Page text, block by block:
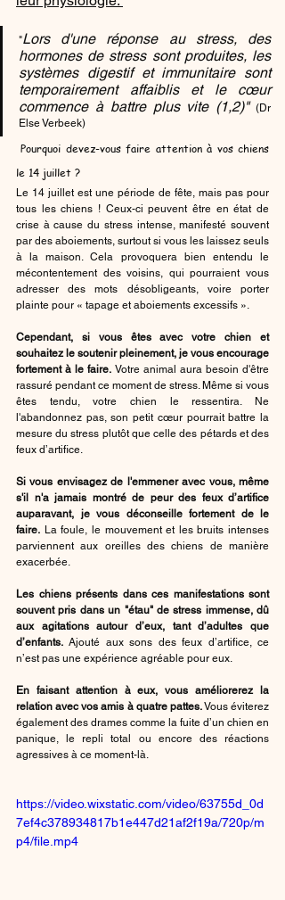
"Lors d'une réponse au stress, des
hormones de stress sont produites, les
systèmes digestif et immunitaire sont
temporairement affaiblis et le cœur
commence à battre plus vite (1,2)" (Dr
Else Verbeek)
Pourquoi devez-vous faire attention à vos chiens
le 14 juillet ?
Le 14 juillet est une période de fête, mais pas pour
tous les chiens ! Ceux-ci peuvent être en état de
crise à cause du stress intense, manifesté souvent
par des aboiements, surtout si vous les laissez seuls
à la maison. Cela provoquera bien entendu le
mécontentement des voisins, qui pourraient vous
adresser des mots désobligeants, voire porter
plainte pour « tapage et aboiements excessifs ».
Cependant, si vous êtes avec votre chien et
souhaitez le soutenir pleinement, je vous encourage
fortement à le faire. Votre animal aura besoin d'être
rassuré pendant ce moment de stress. Même si vous
êtes tendu, votre chien le ressentira. Ne
l'abandonnez pas, son petit cœur pourrait battre la
mesure du stress plutôt que celle des pétards et des
feux d’artifice.
Si vous envisagez de l'emmener avec vous, même
s'il n'a jamais montré de peur des feux d’artifice
auparavant, je vous déconseille fortement de le
faire. La foule, le mouvement et les bruits intenses
parviennent aux oreilles des chiens de manière
exacerbée.
Les chiens présents dans ces manifestations sont
souvent pris dans un "étau" de stress immense, dû
aux agitations autour d’eux, tant d’adultes que
d’enfants. Ajouté aux sons des feux d’artifice, ce
n’est pas une expérience agréable pour eux.
En faisant attention à eux, vous améliorerez la
relation avec vos amis à quatre pattes. Vous éviterez
également des drames comme la fuite d’un chien en
panique, le repli total ou encore des réactions
agressives à ce moment-là.
https://video.wixstatic.com/video/63755d_0d
7ef4c378934817b1e447d21af2f19a/720p/m
p4/file.mp4